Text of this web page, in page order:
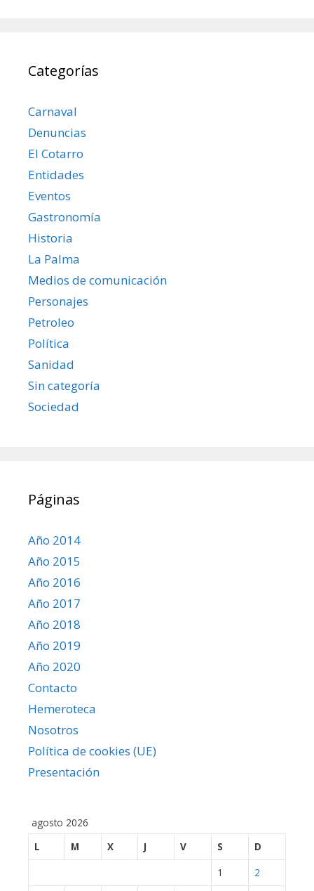
Categorías
Carnaval
Denuncias
El Cotarro
Entidades
Eventos
Gastronomía
Historia
La Palma
Medios de comunicación
Personajes
Petroleo
Política
Sanidad
Sin categoría
Sociedad
Páginas
Año 2014
Año 2015
Año 2016
Año 2017
Año 2018
Año 2019
Año 2020
Contacto
Hemeroteca
Nosotros
Política de cookies (UE)
Presentación
agosto 2026
L
M X J V S
D
1
2